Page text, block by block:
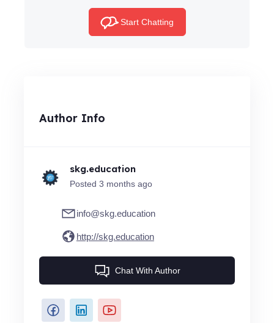
Start Chatting
Author Info
skg.education
Posted 3 months ago
info@skg.education
http://skg.education
Chat With Author